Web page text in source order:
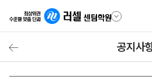
공지사